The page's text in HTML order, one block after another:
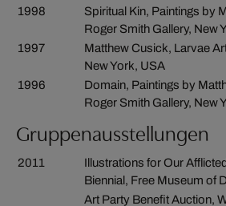
1998
Spiritual Kin, Paintings by
Roger Smith Gallery, New
1997
Matthew Cusick, Larvae
New York, USA
1996
Domain, Paintings by
Roger Smith Gallery, New
Gruppenausstellungen
2011
Illustrations for Our
Biennial, Free Museum of
Art Party Benefit Auction,